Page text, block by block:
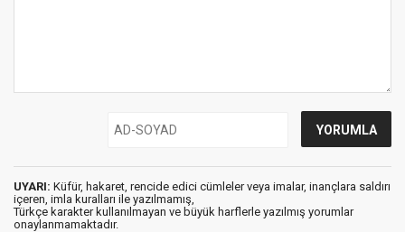
UYARI: Küfür, hakaret, rencide edici cümleler veya imalar, inançlara saldırı
içeren, imla kuralları ile yazılmamış,
Türkçe karakter kullanılmayan ve büyük harflerle yazılmış yorumlar
onaylanmamaktadır.